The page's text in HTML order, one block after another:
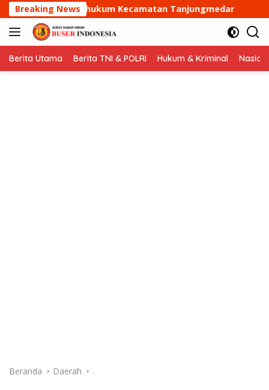
Langsung
ke
konten
Breaking NewsTanjungmedar Aipda Dani Santika
Berita Utama Berita TNI & POLRI Hukum & Kriminal
Beranda Daerah